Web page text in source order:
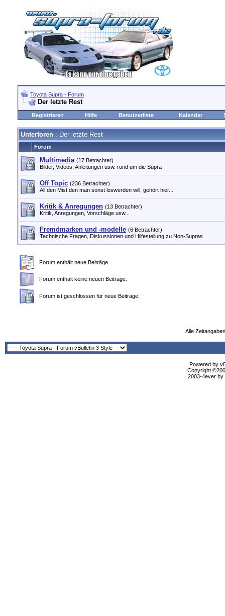
Toyota Supra - Forum
Der letzte Rest
Registrieren Hilfe Benutzerliste Kalender
Unterforen : Der letzte Rest
Forum
Multimedia (17 Betrachter)
Bilder, Videos, Anleitungen usw. rund um die Supra
Off Topic (236 Betrachter)
All den Mist den man sonst loswerden will, gehört hier...
Kritik & Anregungen (13 Betrachter)
Kritik, Anregungen, Vorschläge usw...
Fremdmarken und -modelle (6 Betrachter)
Technische Fragen, Diskussionen und Hilfestellung zu Non-Supras
Forum enthält neue Beiträge.
Forum enthält keine neuen Beiträge.
Forum ist geschlossen für neue Beiträge.
Alle
Powered by
Copyright
2003-4ever by